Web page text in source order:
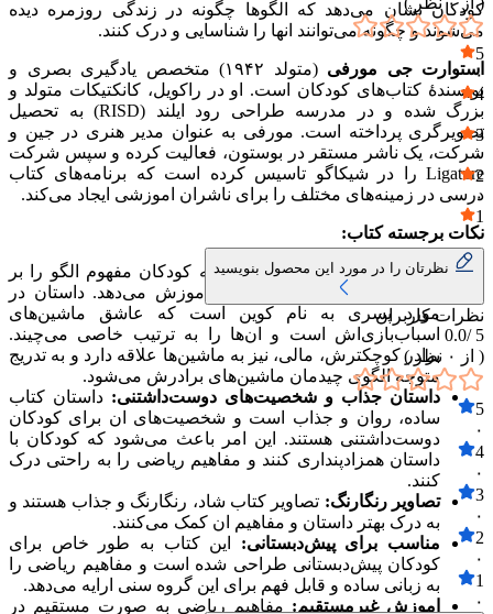
کودکان نشان می‌دهد که الگوها چگونه در زندگی روزمره دیده
می‌شوند و چگونه می‌توانند انها را شناسایی و درک کنند.
استوارت جی مورفی
(متولد ۱۹۴۲) متخصص یادگیری بصری و
نویسندهٔ کتاب‌های کودکان است. او در راکویل، کانکتیکات متولد و
بزرگ شده و در مدرسه طراحی رود ایلند (RISD) به تحصیل
تصویرگری پرداخته است. مورفی به عنوان مدیر هنری در جین و
شرکت، یک ناشر مستقر در بوستون، فعالیت کرده و سپس شرکت
Ligature را در شیکاگو تاسیس کرده است که برنامه‌های کتاب
درسی در زمینه‌های مختلف را برای ناشران اموزشی ایجاد می‌کند.
نکات برجسته کتاب:
اموزش مفهوم الگو:این کتاب به کودکان مفهوم الگو را بر
اساس رنگ و صدای ماشین‌ها اموزش می‌دهد. داستان در
مورد پسری به نام کوین است که عاشق ماشین‌های
اسباب‌بازی‌اش است و ان‌ها را به ترتیب خاصی می‌چیند.
برادر کوچکترش، مالی، نیز به ماشین‌ها علاقه دارد و به تدریج
متوجه الگوی چیدمان ماشین‌های برادرش می‌شود.
داستان جذاب و شخصیت‌های دوست‌داشتنی: داستان کتاب
ساده، روان و جذاب است و شخصیت‌های ان برای کودکان
دوست‌داشتنی هستند. این امر باعث می‌شود که کودکان با
داستان همزادپنداری کنند و مفاهیم ریاضی را به راحتی درک
کنند.
تصاویر رنگارنگ: تصاویر کتاب شاد، رنگارنگ و جذاب هستند و
به درک بهتر داستان و مفاهیم ان کمک می‌کنند.
مناسب برای پیش‌دبستانی:
این کتاب به طور خاص برای
کودکان پیش‌دبستانی طراحی شده است و مفاهیم ریاضی را
به زبانی ساده و قابل فهم برای این گروه سنی ارایه می‌دهد.
اموزش غیرمستقیم: مفاهیم ریاضی به صورت مستقیم در
5
۰
4
۰
3
۰
2
۰
1
۰
نظرتان را در مورد این محصول بنویسید
نظرات کاربران
5 /
0.0
( از
۰ نظر )
5
۰
4
۰
3
۰
2
۰
1
۰